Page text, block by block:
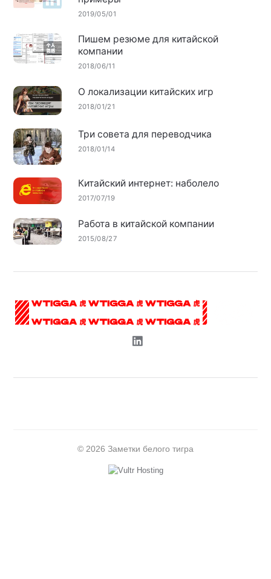
2019/05/01
Пишем резюме для китайской
компании
2018/06/11
О локализации китайских игр
2018/01/21
Три совета для переводчика
2018/01/14
Китайский интернет: наболело
2017/07/19
Работа в китайской компании
2015/08/27
© 2026 Заметки белого тигра